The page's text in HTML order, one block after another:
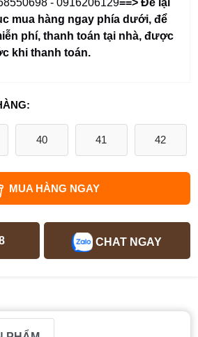
- 0916206129==> Để lại
mua hàng ngay phía dưới,để
phí, thanh toán tại nhà, được
khi thanh toán.
40 41 42
MUA HÀNG NGAY
CHAT NGAY